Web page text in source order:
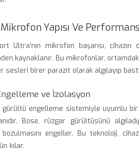
Yapısı Ve
Ultra’nın mikrofon başarısı,
kaynaklanır. Bu mikrofonlar,
sesleri birer parazit olarak algılayıp
ve İzolasyon
engelleme sistemiyle uyumlu bir
Bose, rüzgar gürültüsünü
engeller. Bu teknoloji,
kılar.